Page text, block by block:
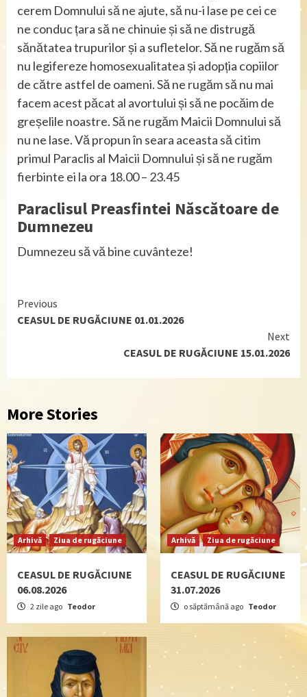
cerem Domnului să ne ajute, să nu-i lase pe cei ce
ne conduc țara să ne chinuie și să ne distrugă
sănătatea trupurilor și a sufletelor. Să ne rugăm să
nu legifereze homosexualitatea și adopția copiilor
de către astfel de oameni. Să ne rugăm să nu mai
facem acest păcat al avortului și să ne pocăim de
greșelile noastre. Să ne rugăm Maicii Domnului să
nu ne lase. Vă propun în seara aceasta să citim
primul Paraclis al Maicii Domnului și să ne rugăm
fierbinte ei la ora 18.00 – 23.45
Paraclisul Preasfintei Născătoare de
Dumnezeu
Dumnezeu să vă bine cuvânteze!
Continue
Reading
Previous
CEASUL DE RUGĂCIUNE 01.01.2026
Next
CEASUL DE RUGĂCIUNE 15.01.2026
More Stories
Arhivă Ziua de rugăciune
CEASUL DE RUGĂCIUNE
06.08.2026
2 zile ago Teodor
Arhivă Ziua de rugăciune
CEASUL DE RUGĂCIUNE
31.07.2026
o săptămână ago Teodor